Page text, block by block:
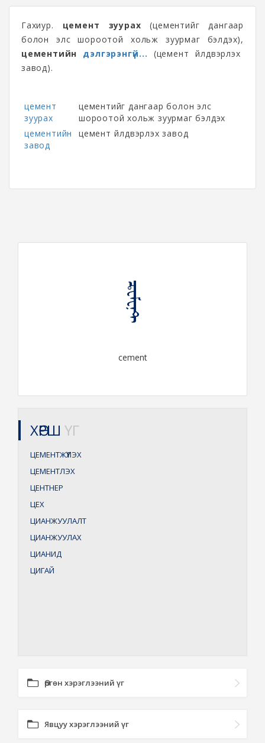
Гахиур. цемент зуурах (цементийг дангаар
болон элс шороотой хольж зуурмаг бэлдэх),
цементийн дэлгэрэнгүй... (цемент үйлдвэрлэх
завод).
цемент
зуурах
цементийг дангаар болон элс
шороотой хольж зуурмаг бэлдэх
цементийн
завод
цемент үйлдвэрлэх завод
ᠼᠧᠮᠧᠨ᠋ᠲ
cement
ХӨРШ ҮГ
ЦЕМЕНТЖҮҮЛЭХ
ЦЕМЕНТЛЭХ
ЦЕНТНЕР
ЦЕХ
ЦИАНЖУУЛАЛТ
ЦИАНЖУУЛАХ
ЦИАНИД
ЦИГАЙ
Өргөн хэрэглээний үг
Явцуу хэрэглээний үг